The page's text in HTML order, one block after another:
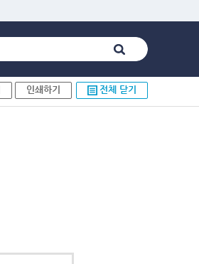
인쇄하기 전체 닫기